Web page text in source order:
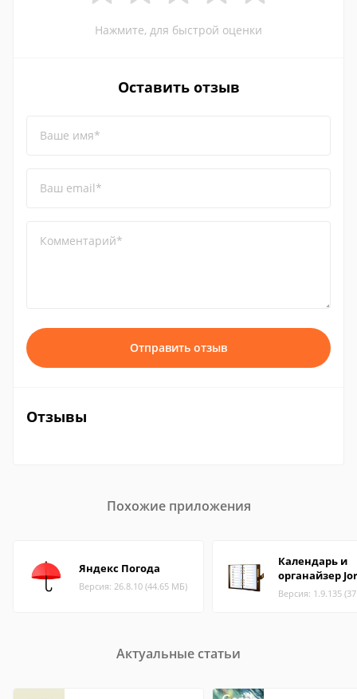
Нажмите, для быстрой оценки
Оставить отзыв
Ваше имя*
Ваш email*
Комментарий*
Отправить отзыв
Отзывы
Похожие приложения
Яндекс Погода
Версия: 26.8.10 (44.65 МБ)
Календарь и
органайзер
Версия: 1.9.135
Актуальные статьи